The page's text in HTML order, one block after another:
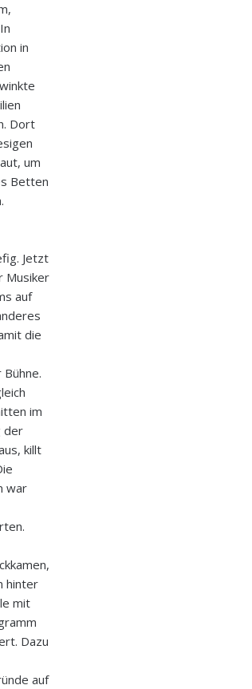
in
Dort
um
Betten
Jetzt
Musiker
auf
die
im
der
killt
war
hinter
mit
Dazu
auf